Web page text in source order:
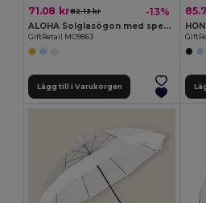
71.08 kr82.13 kr -13%
ALOHA Solglasögon med spegelglas
GiftRetail MO9863
Lägg till i Varukorgen